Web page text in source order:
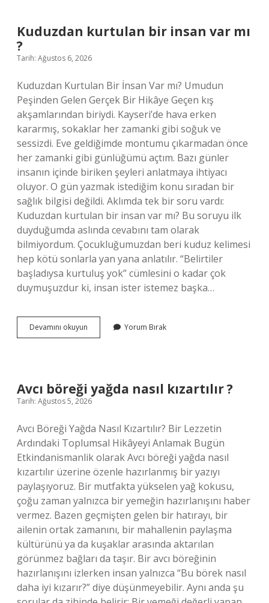
?
Kuduzdan kurtulan bir insan var mı
?
Tarih: Ağustos 6, 2026
Kuduzdan Kurtulan Bir İnsan Var mı? Umudun
Peşinden Gelen Gerçek Bir Hikâye Geçen kış
akşamlarından biriydi. Kayseri’de hava erken
kararmış, sokaklar her zamanki gibi soğuk ve
sessizdi. Eve geldiğimde montumu çıkarmadan önce
her zamanki gibi günlüğümü açtım. Bazı günler
insanın içinde biriken şeyleri anlatmaya ihtiyacı
oluyor. O gün yazmak istediğim konu sıradan bir
sağlık bilgisi değildi. Aklımda tek bir soru vardı:
Kuduzdan kurtulan bir insan var mı? Bu soruyu ilk
duyduğumda aslında cevabını tam olarak
bilmiyordum. Çocukluğumuzdan beri kuduz kelimesi
hep kötü sonlarla yan yana anlatılır. “Belirtiler
başladıysa kurtuluş yok” cümlesini o kadar çok
duymuşuzdur ki, insan ister istemez başka…
Devamını okuyun Kuduzdan
kurtulan
Yorum Bırak
Avcı böreği yağda nasıl kızartılır ?
Tarih: Ağustos 5, 2026
Avcı Böreği Yağda Nasıl Kızartılır? Bir Lezzetin
Ardındaki Toplumsal Hikâyeyi Anlamak Bugün
Etkindanismanlik olarak Avcı böreği yağda nasıl
kızartılır üzerine özenle hazırlanmış bir yazıyı
paylaşıyoruz. Bir mutfakta yükselen yağ kokusu,
çoğu zaman yalnızca bir yemeğin hazırlanışını haber
vermez. Bazen geçmişten gelen bir hatırayı, bir
ailenin ortak zamanını, bir mahallenin paylaşma
kültürünü ya da kuşaklar arasında aktarılan
görünmez bağları da taşır. Bir avcı böreğinin
hazırlanışını izlerken insan yalnızca “Bu börek nasıl
daha iyi kızarır?” diye düşünmeyebilir. Aynı anda şu